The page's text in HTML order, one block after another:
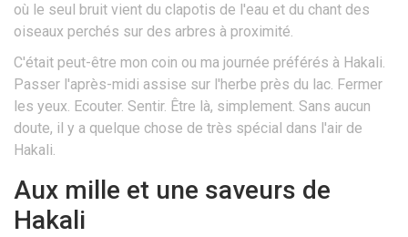
où le seul bruit vient du clapotis de l'eau et du chant des
oiseaux perchés sur des arbres à proximité.
C'était peut-être mon coin ou ma journée préférés à Hakali.
Passer l'après-midi assise sur l'herbe près du lac. Fermer
les yeux. Ecouter. Sentir. Être là, simplement. Sans aucun
doute, il y a quelque chose de très spécial dans l'air de
Hakali.
Aux mille et une saveurs de
Hakali